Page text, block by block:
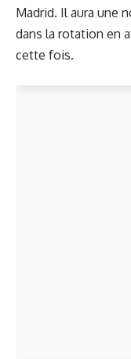
Madrid. Il aura une
dans la rotation en
cette fois.